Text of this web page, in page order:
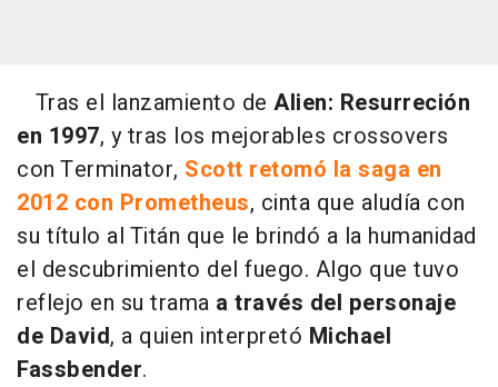
Tras el lanzamiento de Alien: Resurreción
en 1997, y tras los mejorables crossovers
con Terminator, Scott retomó la saga en
2012 con Prometheus, cinta que aludía con
su título al Titán que le brindó a la humanidad
el descubrimiento del fuego. Algo que tuvo
reflejo en su trama a través del personaje
de David, a quien interpretó Michael
Fassbender.